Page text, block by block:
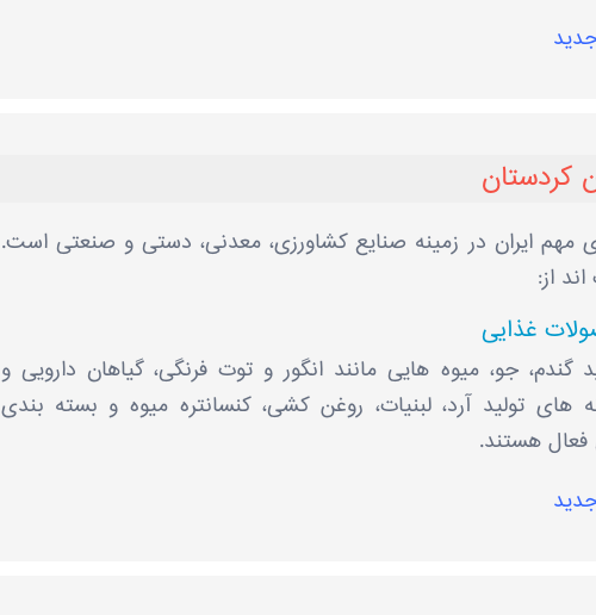
کردستان
مهم ایران در زمینه صنایع کشاورزی، معدنی، دستی و صنعتی است.
از:
غذایی
جو، میوه ‌هایی مانند انگور و توت‌ فرنگی، گیاهان دارویی و
‌های تولید آرد، لبنیات، روغن ‌کشی، کنسانتره میوه و بسته ‌بندی
هستند.